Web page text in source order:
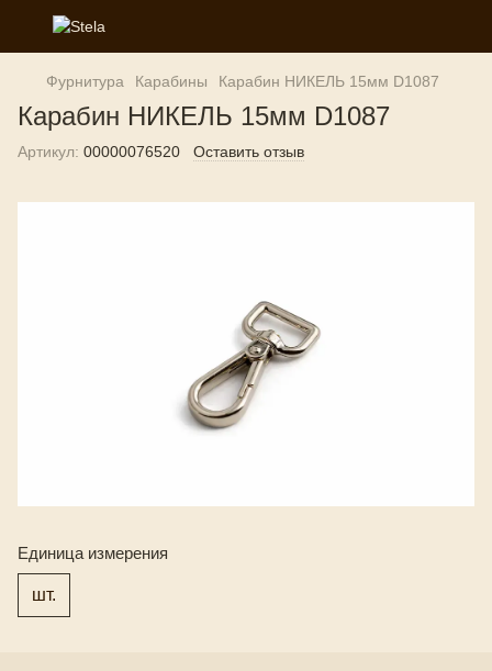
Фурнитура Карабины Карабин НИКЕЛЬ 15мм D1087
Карабин НИКЕЛЬ 15мм D1087
Артикул: 00000076520 Оставить отзыв
Единица измерения
шт.